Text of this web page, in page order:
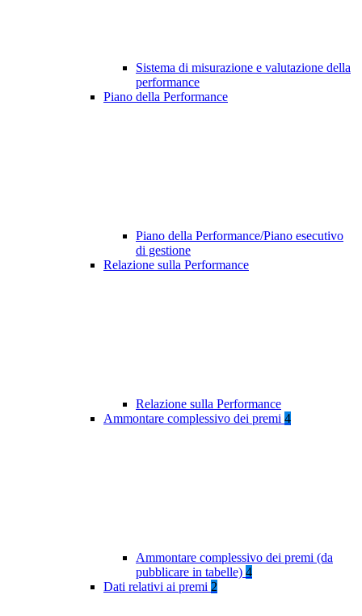
Sistema di misurazione e valutazione della
performance
Piano della Performance
Piano della Performance/Piano esecutivo
di gestione
Relazione sulla Performance
Relazione sulla Performance
Ammontare complessivo dei premi 4
Ammontare complessivo dei premi (da
pubblicare in tabelle) 4
Dati relativi ai premi 2